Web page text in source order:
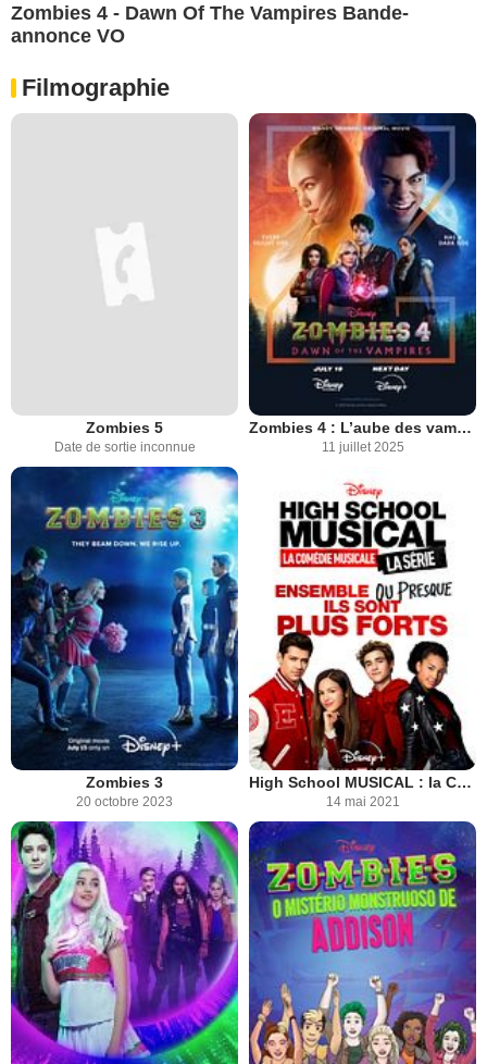
Zombies 4 - Dawn Of The Vampires Bande-
annonce VO
Filmographie
Zombies 5
Date de sortie inconnue
Zombies 4 : L’aube des vampires
11 juillet 2025
Zombies 3
20 octobre 2023
High School MUSICAL : la Comédie Musicale, la SERIE
14 mai 2021